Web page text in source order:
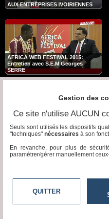
AUX ENTREPRISES IVOIRIENNES
AFRICA WEB FESTIVAL 2015:
Entretien avec S.E.M Georges
SERRE
Entretien avec M. Hermann CAKPO,
Co-fondateur de H&C
Entretien avec le DG du Port de San
Great Event Tv
Gestion des
Ce site n'utilise AUCUN
Seuls sont utilisés les dispositifs
"techniques" nécessaires à son
En revanche, pour plus de
paramétrer/gérer manuellement
QUITTER